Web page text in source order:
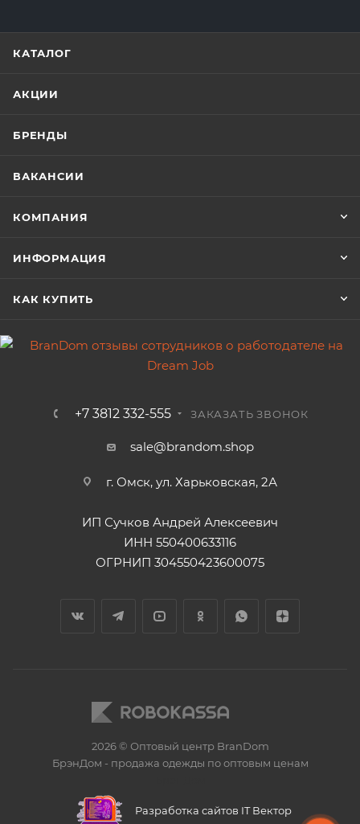
КАТАЛОГ
АКЦИИ
БРЕНДЫ
ВАКАНСИИ
КОМПАНИЯ
ИНФОРМАЦИЯ
КАК КУПИТЬ
+7 3812 332-555 ЗАКАЗАТЬ ЗВОНОК
sale@brandom.shop
г. Омск, ул. Харьковская, 2А
ИП Сучков Андрей Алексеевич
ИНН 550400633116
ОГРНИП 304550423600075
2026 © Оптовый центр BranDom
БрэнДом - продажа одежды по оптовым ценам
Разработка сайтов IT Вектор